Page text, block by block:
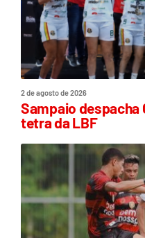
2 de agosto de 2026
Sampaio despacha
tetra da LBF